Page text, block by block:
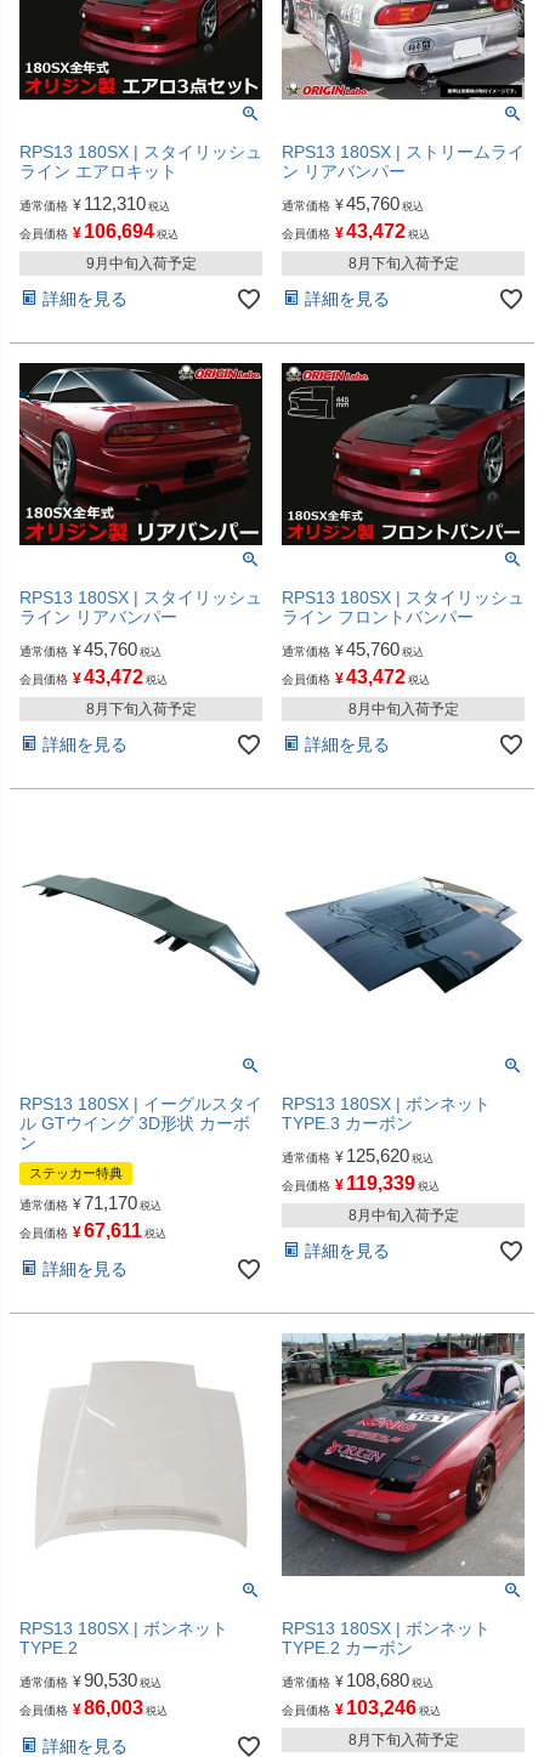
RPS13 180SX | スタイリッシュ
ライン エアロキット
通常価格 ¥ 112,310 税込
会員価格 ¥ 106,694 税込
9月中旬入荷予定
詳細を見る
RPS13 180SX | ストリームライ
ン リアバンパー
通常価格 ¥45,760 税込
会員価格 ¥43,472 税込
8月下旬入荷予定
詳細を見る
RPS13 180SX | スタイリッシュ
ライン リアバンパー
通常価格 ¥45,760 税込
会員価格 ¥43,472 税込
8月下旬入荷予定
詳細を見る
RPS13 180SX | スタイリッシュ
ライン フロントバンパー
通常価格 ¥45,760 税込
会員価格 ¥43,472 税込
8月中旬入荷予定
詳細を見る
RPS13 180SX | イーグルスタイ
ル GTウイング 3D形状 カーボ
ン
ステッカー特典
通常価格 ¥71,170 税込
会員価格 ¥67,611 税込
詳細を見る
RPS13 180SX | ボンネット
TYPE.3 カーボン
通常価格 ¥ 125,620 税込
会員価格 ¥ 119,339 税込
8月中旬入荷予定
詳細を見る
RPS13 180SX | ボンネット
TYPE.2
通常価格 ¥90,530 税込
会員価格 ¥86,003 税込
詳細を見る
RPS13 180SX | ボンネット
TYPE.2 カーボン
通常価格 ¥ 108,680 税込
会員価格 ¥ 103,246 税込
8月下旬入荷予定